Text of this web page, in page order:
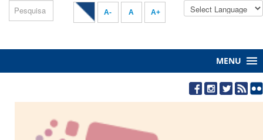
Canais
A- A A+
MENU